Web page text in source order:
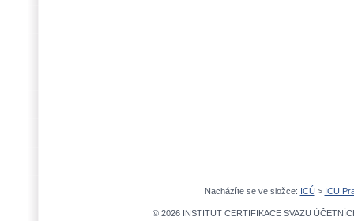
Nacházíte se ve složce: ICÚ > ICU
© 2026 INSTITUT CERTIFIKACE SVAZU